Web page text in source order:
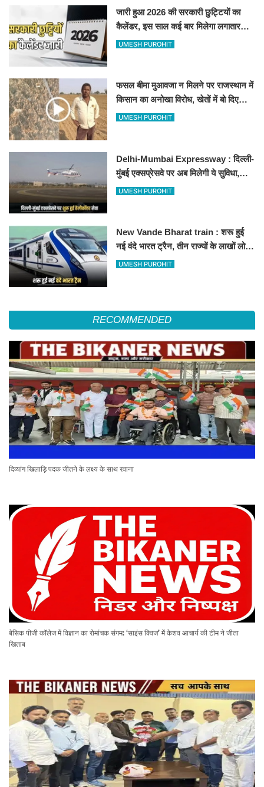
जारी हुआ 2026 की सरकारी छुट्टियों का
कैलेंडर, इस साल कई बार मिलेगा लगातार
अवकाश, देखें
UMESH PUROHIT
फसल बीमा मुआवजा न मिलने पर राजस्थान में
किसान का अनोखा विरोध, खेतों में बो दिए
500-500 रुपए के नोट, वीडियो वायरल
UMESH PUROHIT
Delhi-Mumbai Expressway : दिल्ली-
मुंबई एक्सप्रेसवे पर अब मिलेगी ये सुविधा,
हेलीकॉप्टर सर्विस से तुरंत घायल पहुंचेगा
UMESH PUROHIT
New Vande Bharat train : शरू हुई
नई वंदे भारत ट्रैन, तीन राज्यों के लाखों लोगों
का सफर होगा आसान, देखें पूरा रूटमैप
UMESH PUROHIT
RECOMMENDED
दिव्यांग खिलाड़ि पदक जीतने के लक्ष्य के साथ रवाना
बेसिक पीजी कॉलेज में विज्ञान का रोमांचक संगम: ‘साइंस क्विज’ में केशव आचार्य की टीम ने जीता
खिताब